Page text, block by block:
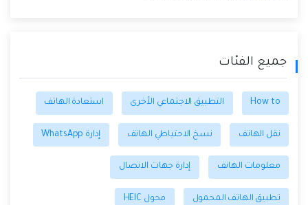
جميع الفئات
How to التطبيق الاجتماعي الأخرى استعادة الهاتف
نقل الهاتف نسخ الاحتياطي الهاتف إدارة WhatsApp
معلومات الهاتف إدارة جهات الاتصال
تطبيق الهاتف المحمول محول HEIC